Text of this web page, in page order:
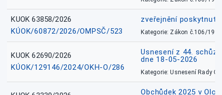
KUOK 63858/2026
KÚOK/60872/2026/OMPSČ/523
zveřejnění
Kategorie: Zákon č.106/1999
KUOK 62690/2026
KÚOK/129146/2024/OKH-O/286
Usnesení z 44.
dne 18-05-2026
Kategorie: Usnesení Rady
Obchůdek 2025 v